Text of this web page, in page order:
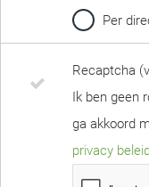
Per
Recaptcha
Ik ben geen
ga akkoord
privacy